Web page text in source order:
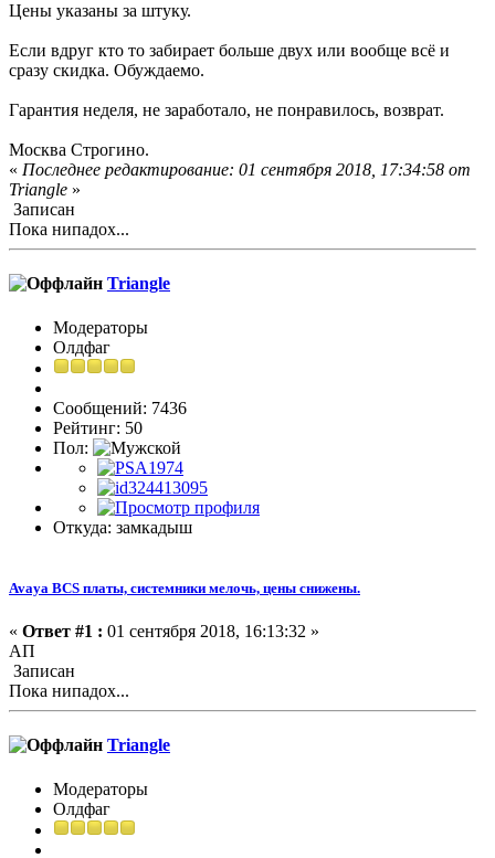
Цены указаны за штуку.
Если вдруг кто то забирает больше двух или вообще всё и
сразу скидка. Обуждаемо.
Гарантия неделя, не заработало, не понравилось, возврат.
Москва Строгино.
« Последнее редактирование: 01 сентября 2018, 17:34:58 от
Triangle »
Записан
Пока нипадох...
Triangle
Модераторы
Олдфаг
Сообщений: 7436
Рейтинг: 50
Пол:
Откуда: замкадыш
Avaya BCS платы, системники мелочь, цены снижены.
« Ответ #1 : 01 сентября 2018, 16:13:32 »
АП
Записан
Пока нипадох...
Triangle
Модераторы
Олдфаг